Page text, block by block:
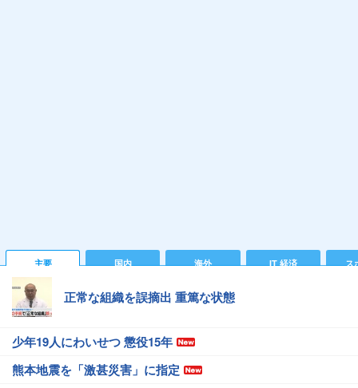
主要 国内 海外 IT 経済 ス
正常な組織を誤摘出 重篤な状態
少年19人にわいせつ 懲役15年
熊本地震を「激甚災害」に指定